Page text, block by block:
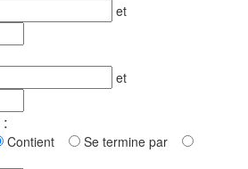
et
et
Contient
Se termine par